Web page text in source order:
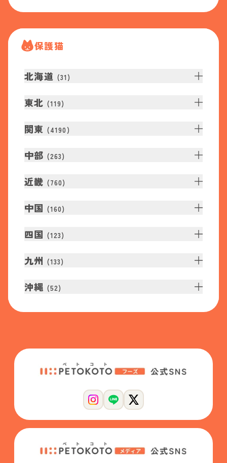
保護猫
北海道 (31 )
東北 (119)
関東 (4190 )
中部 (263)
近畿 (760)
中国 (160)
四国 (123)
九州 (133)
沖縄 (52)